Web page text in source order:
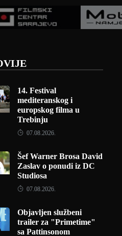
14. Festival
mediteranskog i
europskog filma u
Trebinju
07.08.2026.
Šef Warner Brosa David
Zaslav o ponudi iz DC
Studiosa
07.08.2026.
Objavljen službeni
trailer za "Primetime"
sa Pattinsonom